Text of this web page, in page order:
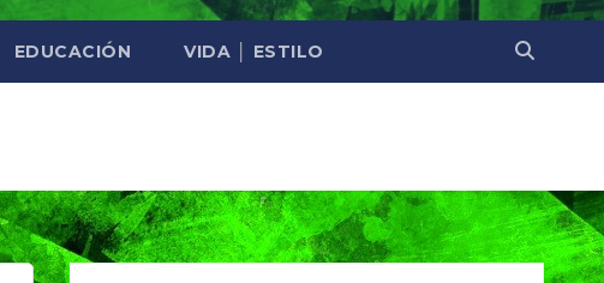
EDUCACIÓN VIDA │ ESTILO